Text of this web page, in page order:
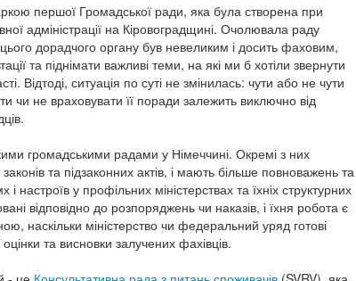
першої Громадської ради, яка була створена при
адміністрації на Кіровоградщині. Очолювала раду
дорадчого органу був невеликим і досить фаховим,
та піднімати важливі теми, на які ми б хотіли звернути
Відтоді, ситуація по суті не змінилась: чути або не чути
чи не враховувати її поради залежить виключно від
громадськими радами у Німеччині. Окремі з них
законів та підзаконних актів, і мають більше повноважень та
настроїв у профільних міністерствах та їхніх структурних
відповідно до розпоряджень чи наказів, і їхня робота є
наскільки міністерство чи федеральний уряд готові
та висновки залучених фахівців.